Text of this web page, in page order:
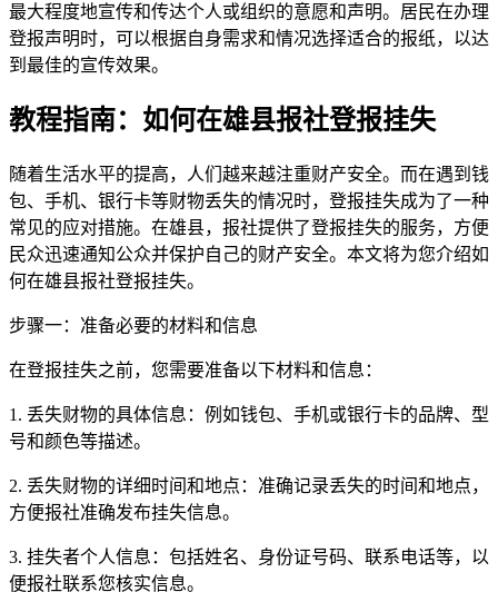
最大程度地宣传和传达个人或组织的意愿和声明。居民在办理
登报声明时，可以根据自身需求和情况选择适合的报纸，以达
到最佳的宣传效果。
教程指南：如何在雄县报社登报挂失
随着生活水平的提高，人们越来越注重财产安全。而在遇到钱
包、手机、银行卡等财物丢失的情况时，登报挂失成为了一种
常见的应对措施。在雄县，报社提供了登报挂失的服务，方便
民众迅速通知公众并保护自己的财产安全。本文将为您介绍如
何在雄县报社登报挂失。
步骤一：准备必要的材料和信息
在登报挂失之前，您需要准备以下材料和信息：
1. 丢失财物的具体信息：例如钱包、手机或银行卡的品牌、型
号和颜色等描述。
2. 丢失财物的详细时间和地点：准确记录丢失的时间和地点，
方便报社准确发布挂失信息。
3. 挂失者个人信息：包括姓名、身份证号码、联系电话等，以
便报社联系您核实信息。